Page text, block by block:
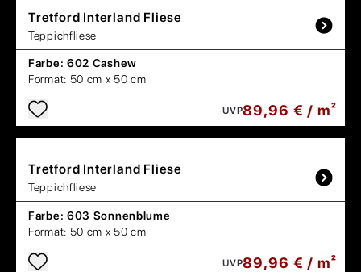
Tretford Interland Fliese
Teppichfliese
Farbe: 602 Cashew
Format: 50 cm x 50 cm
UVP89,96 € / m²
Tretford Interland Fliese
Teppichfliese
Farbe: 603 Sonnenblume
Format: 50 cm x 50 cm
UVP89,96 € / m²